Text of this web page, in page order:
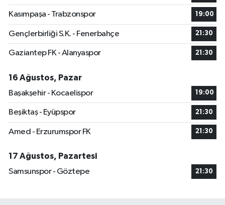
Kasımpaşa - Trabzonspor 19:00
Gençlerbirliği S.K. - Fenerbahçe 21:30
Gaziantep FK - Alanyaspor 21:30
16 Ağustos, Pazar
Başakşehir - Kocaelispor
19:00
Beşiktaş - Eyüpspor 21:30
Amed - Erzurumspor FK 21:30
17 Ağustos, Pazartesi
Samsunspor - Göztepe
21:30